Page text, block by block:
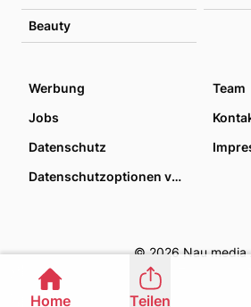
Beauty
Werbung
Team
Jobs
Datenschutz
Datenschutzoptionen verwalten
© 2026 Nau media
Home Teilen